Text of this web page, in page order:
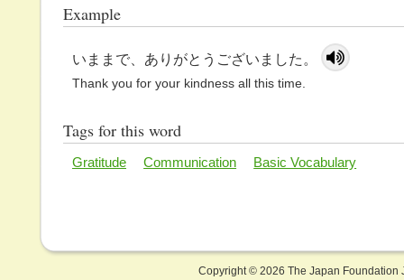
Example
いままで、ありがとうございました。
Thank you for your kindness all this time.
Tags for this word
Gratitude Communication Basic Vocabulary
Copyright © 2026 The Japan Foundation